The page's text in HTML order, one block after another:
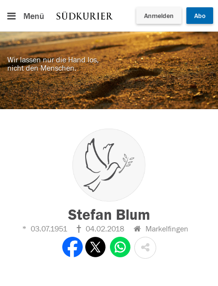
Menü Anmelden Abo
Wir lassen nur die Hand los,
nicht den Menschen.
Stefan Blum
03.07.1951 04.02.2018 Markelfingen